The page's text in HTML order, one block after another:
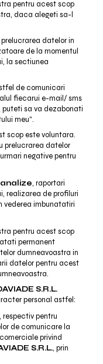
pentru acest scop
daca alegeti sa-l
datelor in
de la momentul
la sectiunea
de comunicari
fiecarui e-mail/ sms
sa va dezabonati
meu".
scop este voluntara.
prelucrarea datelor
negative pentru
, raportari
realizarea de profiluri
vederea imbunatatiri
pentru acest scop
permanent
dumneavoastra in
datelor pentru acest
S.R.L.
personal astfel:
, respectiv pentru
de comunicare la
privind
S.R.L., prin